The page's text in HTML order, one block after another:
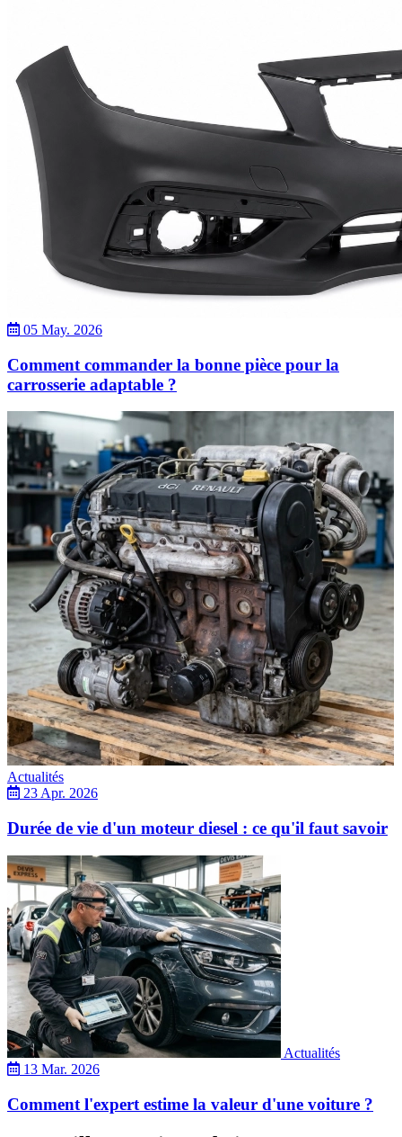
05 May. 2026
Comment commander la bonne pièce pour la
carrosserie adaptable ?
Actualités
23 Apr. 2026
Durée de vie d'un moteur diesel : ce qu'il faut savoir
Actualités
13 Mar. 2026
Comment l'expert estime la valeur d'une voiture ?